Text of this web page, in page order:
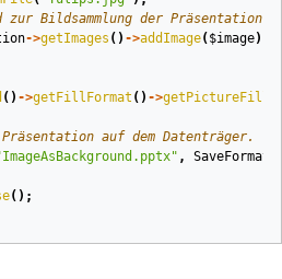
Bildsammlung der Präsentation
->getImages () ->addImage( $image);
() ->getFillFormat () ->
auf dem Datenträger.
, SaveFormat
();